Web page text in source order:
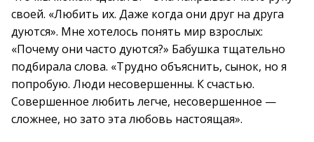
своей. «Любить их. Даже когда они друг на друга
дуются». Мне хотелось понять мир взрослых:
«Почему они часто дуются?» Бабушка тщательно
подбирала слова. «Трудно объяснить, сынок, но я
попробую. Люди несовершенны. К счастью.
Совершенное любить легче, несовершенное —
сложнее, но зато эта любовь настоящая».